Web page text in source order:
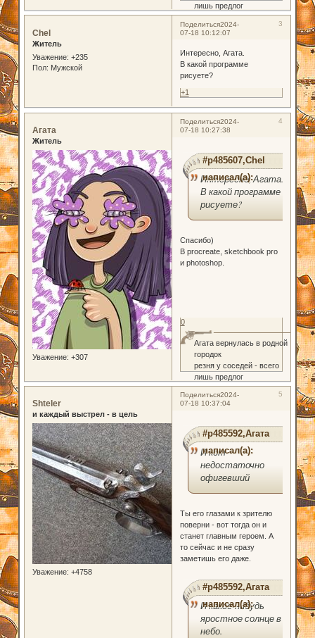
лишь предлог
Поделиться 3
2024-
07-18 10:12:07
Chel
Житель
Уважение: +235
Пол: Мужской
Интересно, Агата.
В какой программе
рисуете?
+1
Поделиться 4
2024-
07-18 10:27:38
Агата
Житель
Уважение: +307
#p485607,Chel
написал(а):
Интересно, Агата.
В какой программе
рисуете?
Спасибо)
В procreate, sketchbook pro
и photoshop.
Агата вернулась в родной
городок
резня у соседей - всего
лишь предлог
0
Поделиться 5
2024-
07-18 10:37:04
Shteler
и каждый выстрел - в цель
Уважение: +4758
#p485592,Агата
написал(а):
И кот
недостаточно
офигевший
Ты его глазами к зрителю
поверни - вот тогда он и
станет главным героем. А
то сейчас и не сразу
заметишь его даже.
#p485592,Агата
написал(а):
И какое-нибудь
яростное солнце в
небо.